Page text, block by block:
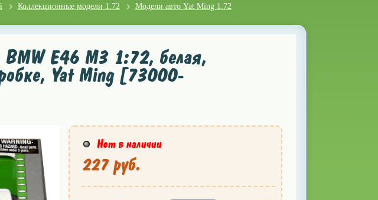
Коллекционные модели 1:72 Модели авто Yat Ming 1:72
E46 M3 1:72, белая,
Yat Ming [73000-
Нет в наличии
227 руб.